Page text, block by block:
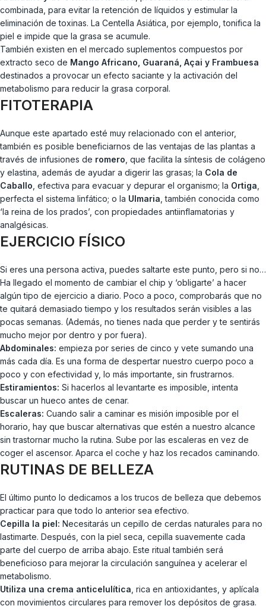
combinada, para evitar la retención de líquidos y estimular la
eliminación de toxinas. La Centella Asiática, por ejemplo, tonifica la
piel e impide que la grasa se acumule.
También existen en el mercado suplementos compuestos por
extracto seco de Mango Africano, Guaraná, Açai y Frambuesa
destinados a provocar un efecto saciante y la activación del
metabolismo para reducir la grasa corporal.
FITOTERAPIA
Aunque este apartado esté muy relacionado con el anterior,
también es posible beneficiarnos de las ventajas de las plantas a
través de infusiones de romero , que facilita la síntesis de colágeno
y elastina, además de ayudar a digerir las grasas; la Cola de
Caballo , efectiva para evacuar y depurar el organismo; la Ortiga
perfecta el sistema linfático; o la Ulmaria , también conocida como
‘la reina de los prados’, con propiedades antiinflamatorias y
analgésicas.
EJERCICIO FÍSICO
Si eres una persona activa, puedes saltarte este punto, pero si no…
Ha llegado el momento de cambiar el chip y ‘obligarte’ a hacer
algún tipo de ejercicio a diario. Poco a poco, comprobarás que no
te quitará demasiado tiempo y los resultados serán visibles a las
pocas semanas. (Además, no tienes nada que perder y te sentirás
mucho mejor por dentro y por fuera).
Abdominales: empieza por series de cinco y vete sumando una
más cada día. Es una forma de despertar nuestro cuerpo poco a
poco y con efectividad y, lo más importante, sin frustrarnos.
Estiramientos: Si hacerlos al levantarte es imposible, intenta
buscar un hueco antes de cenar.
Escaleras: Cuando salir a caminar es misión imposible por el
horario, hay que buscar alternativas que estén a nuestro alcance
sin trastornar mucho la rutina. Sube por las escaleras en vez de
coger el ascensor. Aparca el coche y haz los recados caminando.
RUTINAS DE BELLEZA
El último punto lo dedicamos a los trucos de belleza que debemos
practicar para que todo lo anterior sea efectivo.
Cepilla la piel: Necesitarás un cepillo de cerdas naturales para no
lastimarte. Después, con la piel seca, cepilla suavemente cada
parte del cuerpo de arriba abajo. Este ritual también será
beneficioso para mejorar la circulación sanguínea y acelerar el
metabolismo.
Utiliza una crema anticelulítica , rica en antioxidantes, y aplícala
con movimientos circulares para remover los depósitos de grasa.